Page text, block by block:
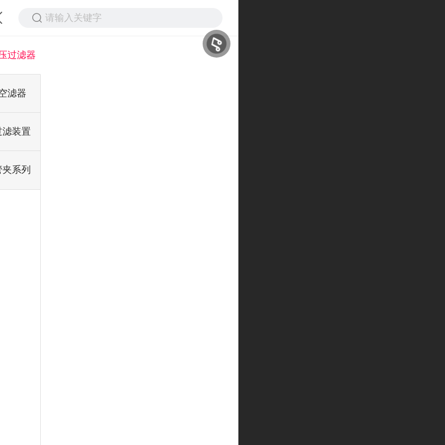
请输入关键字
过滤器
滤器
滤装置
夹系列